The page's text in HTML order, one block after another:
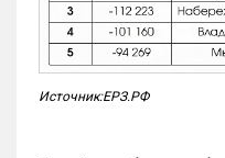
Источник:ЕРЗ.РФ